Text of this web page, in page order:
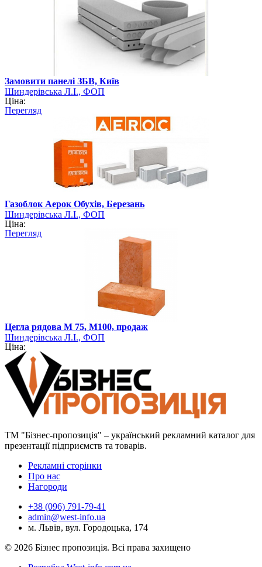
Замовити панелі ЗБВ, Київ
Шиндерівська Л.І., ФОП
Ціна:
Перегляд
Газоблок Аерок Обухів, Березань
Шиндерівська Л.І., ФОП
Ціна:
Перегляд
Цегла рядова М 75, М100, продаж
Шиндерівська Л.І., ФОП
Ціна:
ТМ "Бізнес-пропозиція" – український рекламний каталог для
презентації підприємств та товарів.
Рекламні сторінки
Про нас
Нагороди
+38 (096) 791-79-41
admin@west-info.ua
м. Львів, вул. Городоцька, 174
© 2026 Бізнес пропозиція. Всі права захищено